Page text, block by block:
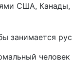
США,
занимается